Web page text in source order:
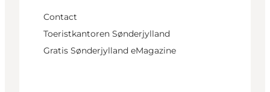
Contact
Toeristkantoren Sønderjylland
Gratis Sønderjylland eMagazine